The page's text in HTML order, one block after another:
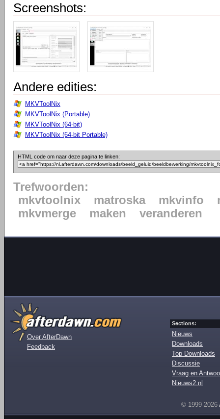
Screenshots:
Andere edities:
MKVToolNix
MKVToolNix (Portable)
MKVToolNix (64-bit)
MKVToolNix (64-bit Portable)
HTML code om naar deze pagina te linken:
Trefwoorden:
mkvtoolnix
matroska mkvinfo
mkvmerge
maken veranderen
Over AfterDawn
Feedback
Sections:
Nieuws
Downloads
Top Downloads
Discussie
Vraag en
Nieuws2.nl
© 1999-2026